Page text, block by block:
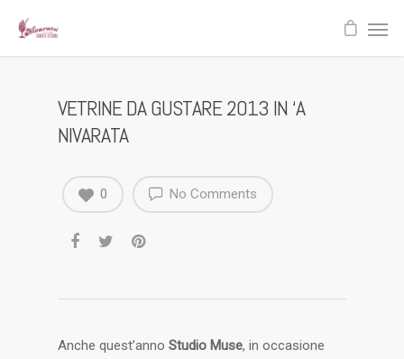
VETRINE DA GUSTARE 2013 IN ‘A
NIVARATA
No Comments
0
Anche quest’anno Studio Muse, in occasione